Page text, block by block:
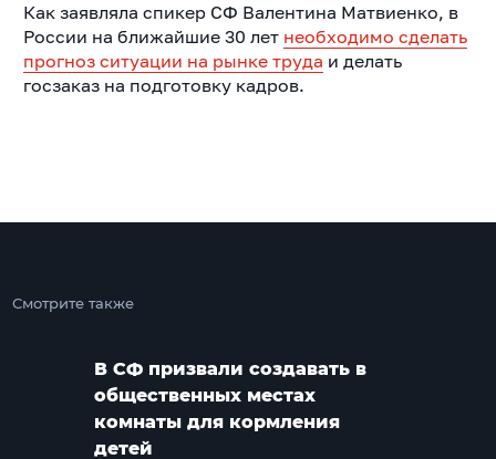
Как заявляла спикер СФ Валентина Матвиенко, в
России на ближайшие 30 лет необходимо сделать
прогноз ситуации на рынке труда и делать
госзаказ на подготовку кадров.
Смотрите также
В СФ призвали создавать в
общественных местах
комнаты для кормления
детей